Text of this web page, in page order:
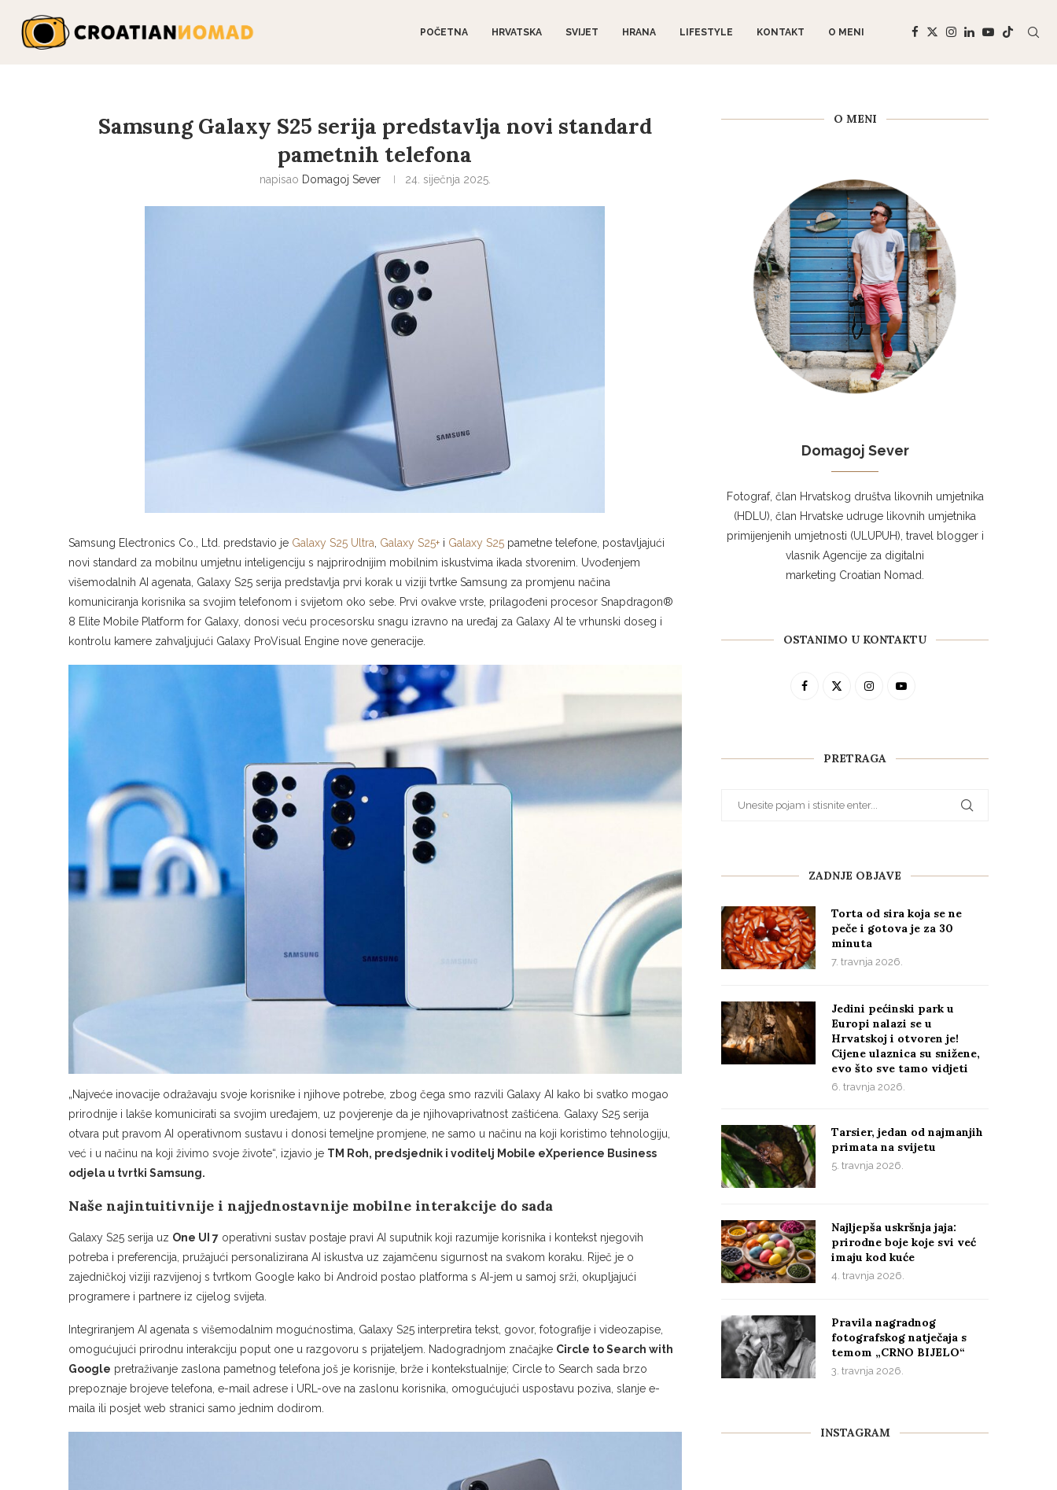
POČETNA HRVATSKA SVIJET HRANA LIFESTYLE KONTAKT O MENI
Samsung Galaxy S25 serija predstavlja novi standard
pametnih telefona
napisao Domagoj Sever 24. siječnja 2025.
Samsung Electronics Co., Ltd. predstavio je Galaxy S25 Ultra Galaxy S25+ i Galaxy S25 pametne telefone, postavljajući
novi standard za mobilnu umjetnu inteligenciju s najprirodnijim mobilnim iskustvima ikada stvorenim. Uvođenjem
višemodalnih AI agenata, Galaxy S25 serija predstavlja prvi korak u viziji tvrtke Samsung za promjenu načina
komuniciranja korisnika sa svojim telefonom i svijetom oko sebe. Prvi ovakve vrste, prilagođeni procesor Snapdragon®
8 Elite Mobile Platform for Galaxy, donosi veću procesorsku snagu izravno na uređaj za Galaxy AI te vrhunski doseg i
kontrolu kamere zahvaljujući Galaxy ProVisual Engine nove generacije.
„Najveće inovacije odražavaju svoje korisnike i njihove potrebe, zbog čega smo razvili Galaxy AI kako bi svatko mogao
prirodnije i lakše komunicirati sa svojim uređajem, uz povjerenje da je njihovaprivatnost zaštićena. Galaxy S25 serija
otvara put pravom AI operativnom sustavu i donosi temeljne promjene, ne samo u načinu na koji koristimo tehnologiju,
već i u načinu na koji živimo svoje živote“, izjavio je TM Roh, predsjednik i voditelj Mobile eXperience Business
odjela u tvrtki Samsung.
Naše najintuitivnije i najjednostavnije mobilne interakcije do sada
Galaxy S25 serija uz One UI 7 operativni sustav postaje pravi AI suputnik koji razumije korisnika i kontekst njegovih
potreba i preferencija, pružajući personalizirana AI iskustva uz zajamčenu sigurnost na svakom koraku. Riječ je o
zajedničkoj viziji razvijenoj s tvrtkom Google kako bi Android postao platforma s AI-jem u samoj srži, okupljajući
programere i partnere iz cijelog svijeta.
Integriranjem AI agenata s višemodalnim mogućnostima, Galaxy S25 interpretira tekst, govor, fotografije i videozapise,
omogućujući prirodnu interakciju poput one u razgovoru s prijateljem. Nadogradnjom značajke Circle to Search with
Google pretraživanje zaslona pametnog telefona još je korisnije, brže i kontekstualnije; Circle to Search sada brzo
prepoznaje brojeve telefona, e-mail adrese i URL-ove na zaslonu korisnika, omogućujući uspostavu poziva, slanje e-
maila ili posjet web stranici samo jednim dodirom.
O MENI
Domagoj Sever
Fotograf, član Hrvatskog društva likovnih umjetnika
(HDLU), član Hrvatske udruge likovnih umjetnika
primijenjenih umjetnosti (ULUPUH), travel blogger i
vlasnik Agencije za digitalni
marketing Croatian Nomad.
OSTANIMO U KONTAKTU
PRETRAGA
ZADNJE OBJAVE
Torta od sira koja se ne
peče i gotova je za 30
minuta
7. travnja 2026.
Jedini pećinski park u
Europi nalazi se u
Hrvatskoj i otvoren je!
Cijene ulaznica su snižene,
evo što sve tamo vidjeti
6. travnja 2026.
Tarsier, jedan od najmanjih
primata na svijetu
5. travnja 2026.
Najljepša uskršnja jaja:
prirodne boje koje svi već
imaju kod kuće
4. travnja 2026.
Pravila nagradnog
fotografskog natječaja s
temom „CRNO BIJELO“
3. travnja 2026.
INSTAGRAM